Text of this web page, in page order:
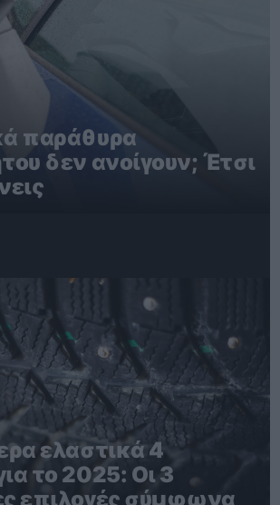
παράθυρα
δεν ανοίγουν; Έτσι
ελαστικά 4
το 2025: Οι 3
επιλογές σύμφωνα